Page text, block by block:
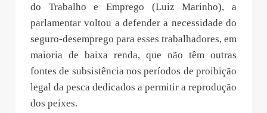
do Trabalho e Emprego (Luiz Marinho), a
parlamentar voltou a defender a necessidade do
seguro-desemprego para esses trabalhadores, em
maioria de baixa renda, que não têm outras
fontes de subsistência nos períodos de proibição
legal da pesca dedicados a permitir a reprodução
dos peixes.